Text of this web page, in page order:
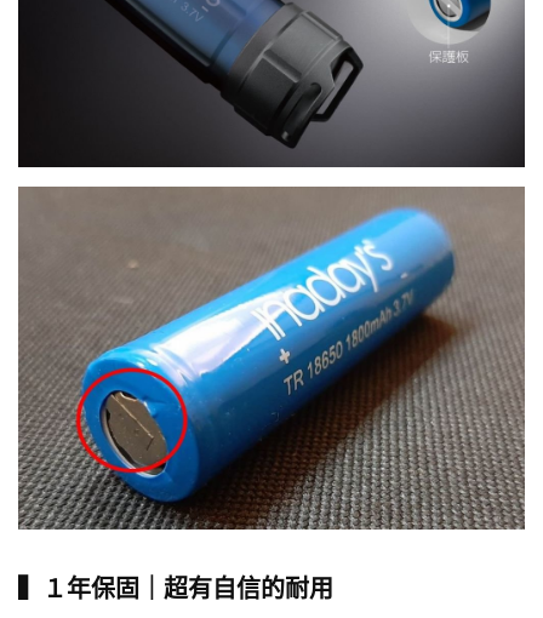
▍１年保固｜超有自信的耐用